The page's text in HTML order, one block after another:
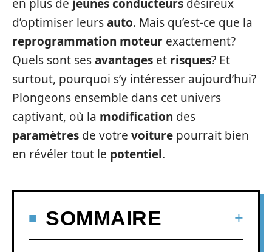
en plus de jeunes conducteurs désireux
d’optimiser leursauto. Mais qu’est-ce que la
reprogrammation moteur exactement?
Quels sont sesavantages et risques? Et
surtout, pourquoi s’y intéresser aujourd’hui?
Plongeons ensemble dans cet univers
captivant, où la modification des
paramètres de votre voiture pourrait bien
en révéler tout le potentiel.
SOMMAIRE